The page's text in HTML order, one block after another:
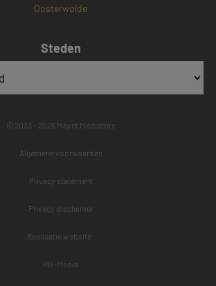
Oosterwolde
Steden
© 2023 - 2026 Mayet Mediators
Algemene voorwaarden
Privacy statement
Privacy disclaimer
Realisatie website:
RB-Media